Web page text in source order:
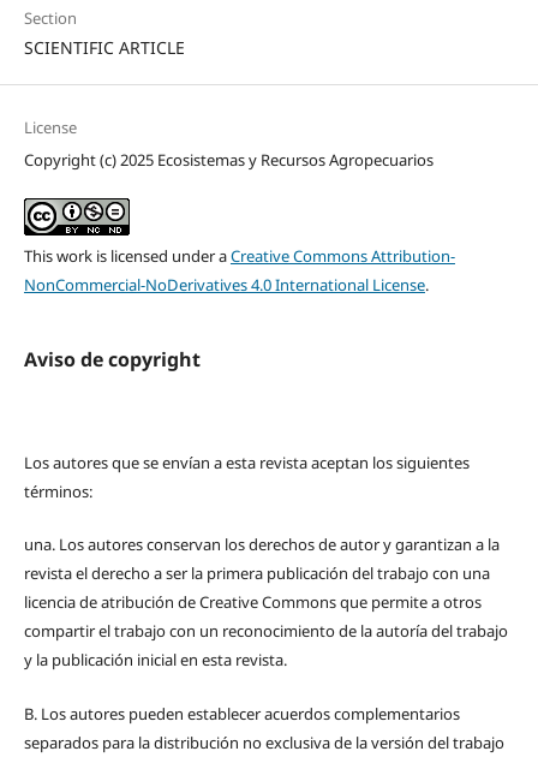
Section
SCIENTIFIC ARTICLE
License
Copyright (c) 2025 Ecosistemas y Recursos Agropecuarios
This work is licensed under aCreative Commons Attribution-
NonCommercial-NoDerivatives 4.0 International License.
Aviso de copyright
Los autores que se envían a esta revista aceptan los siguientes
términos:
una. Los autores conservan los derechos de autor y garantizan a la
revista el derecho a ser la primera publicación del trabajo con una
licencia de atribución de Creative Commons que permite a otros
compartir el trabajo con un reconocimiento de la autoría del trabajo
y la publicación inicial en esta revista.
B. Los autores pueden establecer acuerdos complementarios
separados para la distribución no exclusiva de la versión del trabajo